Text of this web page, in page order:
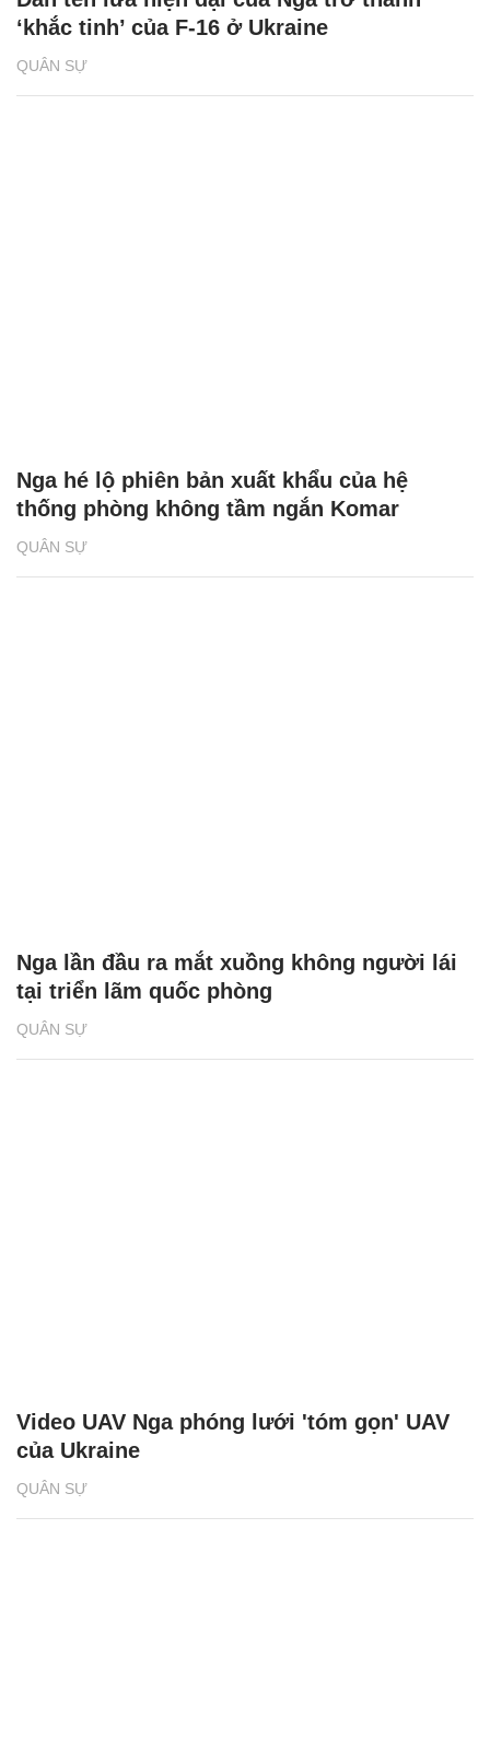
QUÂN SỰ
‘khắc tinh’ của F-16 ở Ukraine
QUÂN SỰ
Nga hé lộ phiên bản xuất khẩu của hệ
thống phòng không tầm ngắn Komar
QUÂN SỰ
Nga lần đầu ra mắt xuồng không người lái
tại triển lãm quốc phòng
QUÂN SỰ
Video UAV Nga phóng lưới 'tóm gọn' UAV
của Ukraine